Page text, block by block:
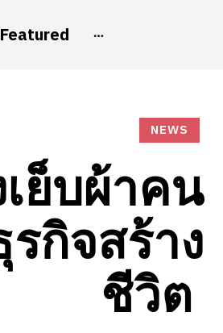
Featured
NEWS
ย็บผ้าคน
กิจสร้าง
ชีวิต